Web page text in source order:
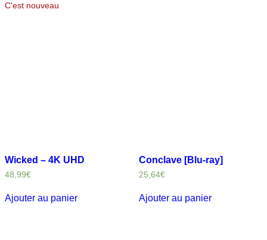
C'est nouveau
Wicked – 4K UHD
48,99€
Ajouter au panier
Conclave [Blu-ray]
25,64€
Ajouter au panier